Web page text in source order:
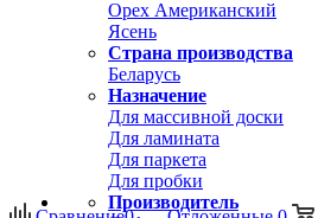
Орех Американский
Ясень
Страна производства
Беларусь
Назначение
Для массивной доски
Для ламината
Для паркета
Для пробки
Производитель